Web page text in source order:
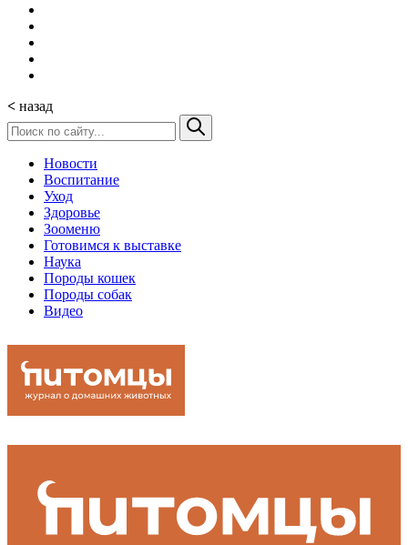
< назад
Новости
Воспитание
Уход
Здоровье
Зооменю
Готовимся к выставке
Наука
Породы кошек
Породы собак
Видео